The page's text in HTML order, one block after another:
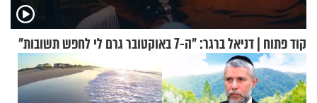
קוד פתוח | דניאל ברגר: "ה-7 באוקטובר גרם לי לחפש תשובות"